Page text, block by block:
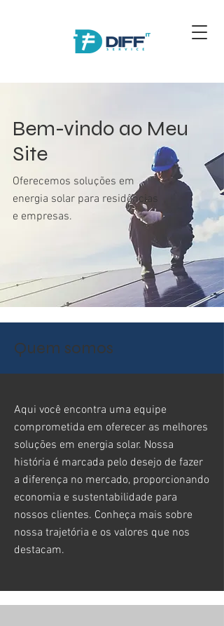
Bem-vindo ao Meu
Site
Oferecemos soluções em
energia solar para residências
e empresas.
Quem somos
Aqui você encontra uma equipe
comprometida em oferecer as melhores
soluções em energia solar. Nossa
história é marcada pelo desejo de fazer
a diferença no mercado, proporcionando
economia e sustentabilidade para
nossos clientes. Conheça mais sobre
nossa trajetória e os valores que nos
destacam.